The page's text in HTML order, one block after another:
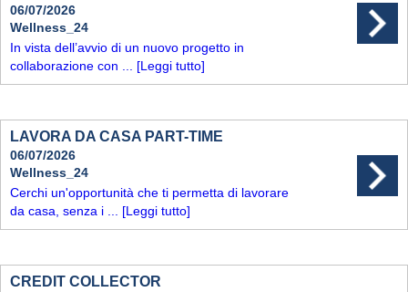
06/07/2026
Wellness_24
In vista dell’avvio di un nuovo progetto in
collaborazione con ... [Leggi tutto]
LAVORA DA CASA PART-TIME
06/07/2026
Wellness_24
Cerchi un'opportunità che ti permetta di lavorare
da casa, senza i ... [Leggi tutto]
CREDIT COLLECTOR